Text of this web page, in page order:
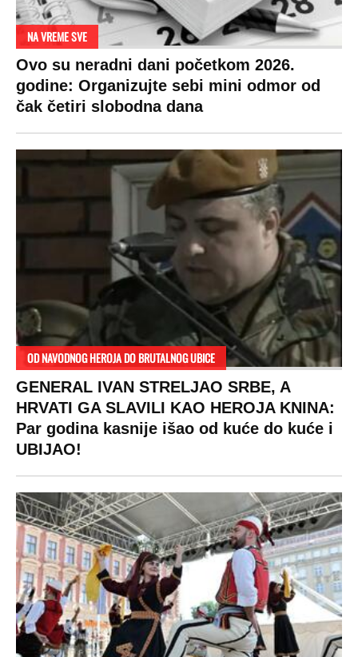
NA VREME SVE
Ovo su neradni dani početkom 2026.
godine: Organizujte sebi mini odmor od
čak četiri slobodna dana
OD NAVODNOG HEROJA DO BRUTALNOG UBICE
GENERAL IVAN STRELJAO SRBE, A
HRVATI GA SLAVILI KAO HEROJA KNINA:
Par godina kasnije išao od kuće do kuće i
UBIJAO!